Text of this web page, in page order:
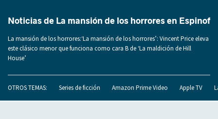
Noticias de La mansión de los horrores en Espinof
La mansión de los horrores:‘La mansión de los horrores’: Vincent Price eleva
este clásico menor que funciona como cara B de ‘La maldición de Hill
House’
OTROS TEMAS: Series de ficción Amazon Prime Video Apple TV